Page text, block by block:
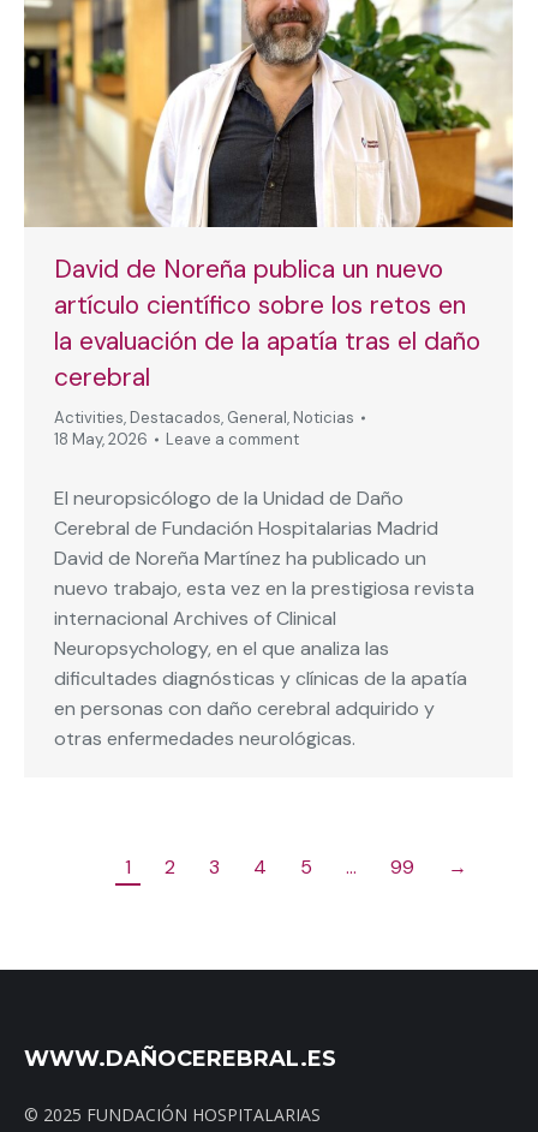
David de Noreña publica un nuevo
artículo científico sobre los retos en
la evaluación de la apatía tras el daño
cerebral
Activities, Destacados, General, Noticias
18 May, 2026
Leave a comment
El neuropsicólogo de la Unidad de Daño
Cerebral de Fundación Hospitalarias Madrid
David de Noreña Martínez ha publicado un
nuevo trabajo, esta vez en la prestigiosa revista
internacional Archives of Clinical
Neuropsychology, en el que analiza las
dificultades diagnósticas y clínicas de la apatía
en personas con daño cerebral adquirido y
otras enfermedades neurológicas.
1 2 3 4 5 … 99 →
WWW.DAÑOCEREBRAL.ES
© 2025 FUNDACIÓN HOSPITALARIAS